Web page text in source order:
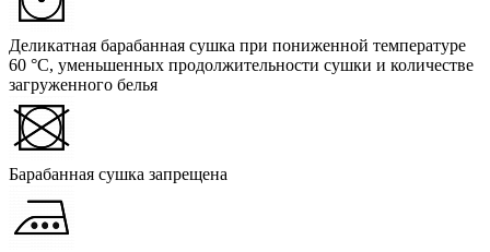
Деликатная барабанная сушка при пониженной температуре
60 °C, уменьшенных продолжительности сушки и количестве
загруженного белья
Барабанная сушка запрещена